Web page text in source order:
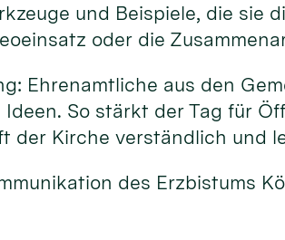
und Beispiele, die
oder die
Ehrenamtliche aus den
So stärkt der Tag für
der Kirche verständlich und
des Erzbistums